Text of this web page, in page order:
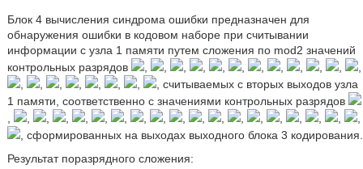
Блок 4 вычисления синдрома ошибки предназначен для
обнаружения ошибки в кодовом наборе при считывании
информации с узла 1 памяти путем сложения по mod2 значений
контрольных разрядов
, , , , , , , , , , ,
,
,
, , , , , ,
, считываемых с вторых выходов узла
1 памяти, соответственно с значениями контрольных разрядов
,
, , , , , , , , , , , , , , , , ,
,
, сформированных на выходах выходного блока 3 кодирования.
Результат поразрядного сложения: